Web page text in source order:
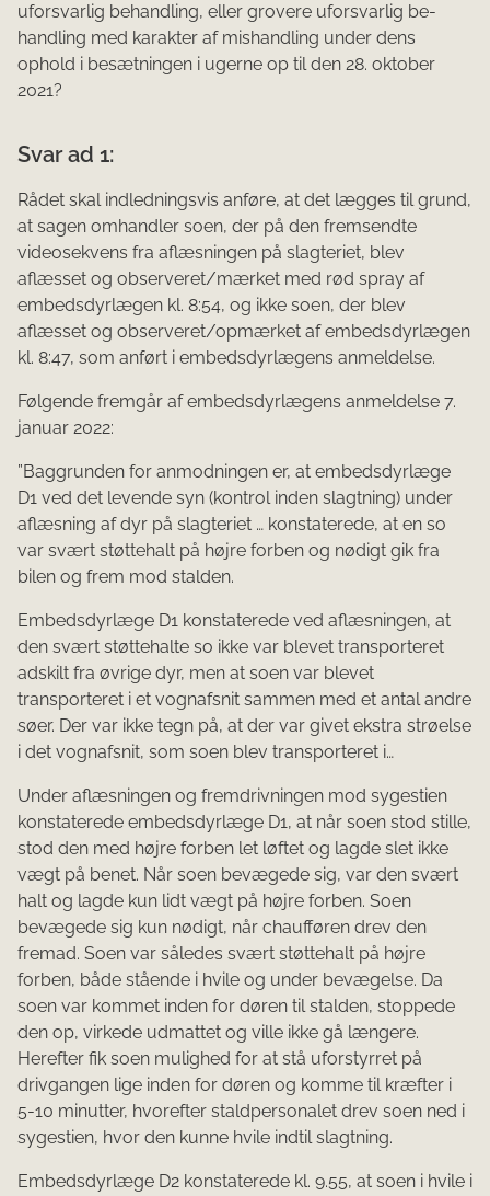
uforsvarlig behandling, eller grovere uforsvarlig be­
handling med karakter af mishandling under dens
ophold i besætningen i ugerne op til den 28. oktober
2021?
Svar ad 1:
Rådet skal indledningsvis anføre, at det lægges til grund,
at sagen omhandler soen, der på den fremsendte
videosekvens fra aflæsningen på slagteriet, blev
aflæsset og observeret/mærket med rød spray af
embedsdyrlægen kl. 8:54, og ikke soen, der blev
aflæsset og observeret/opmærket af embedsdyrlægen
kl. 8:47, som anført i embedsdyrlægens anmeldelse.
Følgende fremgår af embedsdyrlægens anmeldelse 7.
januar 2022:
”Baggrunden for anmodningen er, at embedsdyrlæge
D1 ved det levende syn (kontrol in­den slagtning) under
aflæsning af dyr på slagteriet … konstaterede, at en so
var svært støttehalt på højre forben og nødigt gik fra
bilen og frem mod stalden.
Embedsdyrlæge D1 konstaterede ved aflæsningen, at
den svært støttehalte so ikke var blevet transporteret
adskilt fra øvrige dyr, men at soen var blevet
transporteret i et vognafsnit sammen med et antal andre
søer. Der var ikke tegn på, at der var givet ekstra strøelse
i det vognafsnit, som soen blev transporteret i…
Under aflæsningen og fremdrivningen mod sygestien
konstaterede embedsdyrlæge D1, at når soen stod stille,
stod den med højre forben let løftet og lagde slet ikke
vægt på benet. Når soen bevægede sig, var den svært
halt og lagde kun lidt vægt på højre forben. Soen
bevægede sig kun nødigt, når chaufføren drev den
fremad. Soen var således svært støttehalt på højre
forben, både stående i hvile og under bevægelse. Da
soen var kommet inden for døren til stalden, stoppede
den op, virkede udmat­tet og ville ikke gå længere.
Herefter fik soen mulighed for at stå uforstyrret på
drivgangen lige inden for døren og komme til kræfter i
5-10 minutter, hvorefter staldpersonalet drev soen ned i
sygestien, hvor den kunne hvile indtil slagtning.
Embedsdyrlæge D2 konstaterede kl. 9.55, at soen i hvile i